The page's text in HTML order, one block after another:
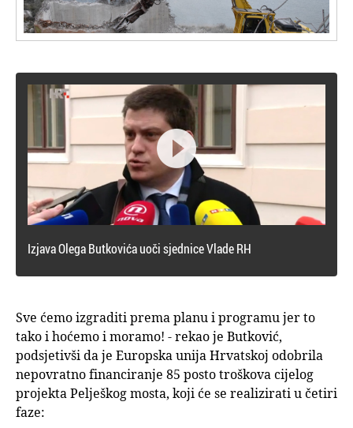

Izjava Olega Butkovića uoči sjednice Vlade RH
Sve ćemo izgraditi prema planu i programu jer to
tako i hoćemo i moramo! - rekao je Butković,
podsjetivši da je Europska unija Hrvatskoj odobrila
nepovratno financiranje 85 posto troškova cijelog
projekta Pelješkog mosta, koji će se realizirati u četiri
faze: